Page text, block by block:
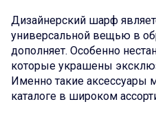
Дизайнерский шарф
универсальной вещью в
дополняет. Особенно
которые украшены
Именно такие
каталоге в широком